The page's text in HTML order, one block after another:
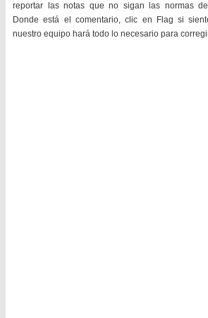
reportar las notas que no sigan las normas
Donde está el comentario, clic en Flag si
nuestro equipo hará todo lo necesario para